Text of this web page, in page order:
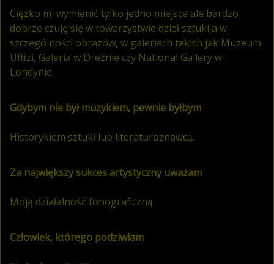
Ciężko mi wymienić tylko jedno miejsce ale bardzo
dobrze czuję się w towarzystwie dzieł sztuki a w
szczególności obrazów, w galeriach takich jak Muzeum
Uffizi, Galeria w Dreźnie czy National Gallery w
Londynie.
Gdybym nie był muzykiem, pewnie byłbym
Historykiem sztuki lub literaturoznawcą.
Za największy sukces artystyczny uważam
Moją działalność fonograficzną.
Człowiek, którego podziwiam